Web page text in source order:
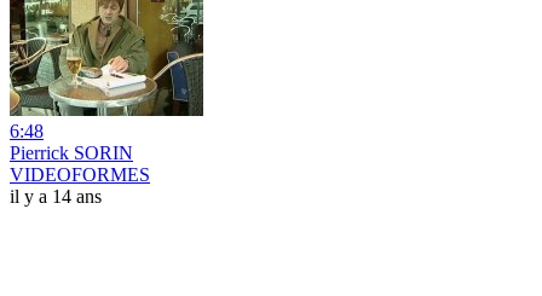
6:48
Pierrick SORIN
VIDEOFORMES
il y a 14 ans